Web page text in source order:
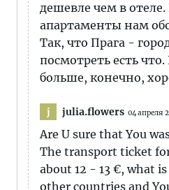
дешевле чем в
апартаменты нам
Так, что Прага -
посмотреть есть
больше, конечно,
j julia.flowers 04 апреля
Are U sure that You
The transport ticket
about 12 - 13 €, what
other countries and